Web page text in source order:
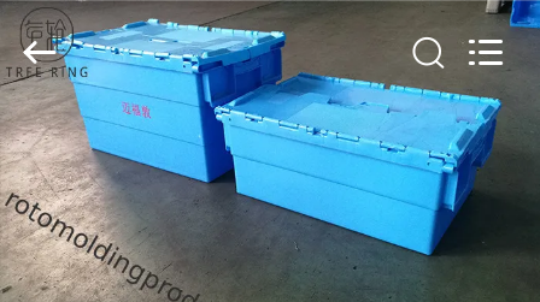
घर
उत्पादों
वीडियो
Treering
Plastics
CO.,
All
Rights
Reserved.